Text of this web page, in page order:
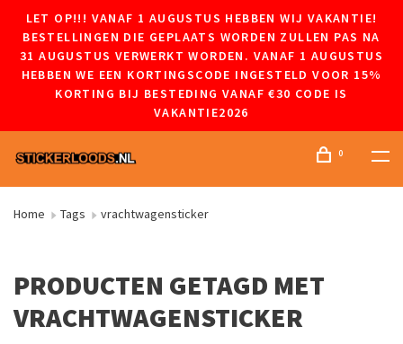
LET OP!!! VANAF 1 AUGUSTUS HEBBEN WIJ VAKANTIE!
BESTELLINGEN DIE GEPLAATS WORDEN ZULLEN PAS NA
31 AUGUSTUS VERWERKT WORDEN. VANAF 1 AUGUSTUS
HEBBEN WE EEN KORTINGSCODE INGESTELD VOOR 15%
KORTING BIJ BESTEDING VANAF €30 CODE IS
VAKANTIE2026
0
Home Tags vrachtwagensticker
PRODUCTEN GETAGD MET
VRACHTWAGENSTICKER